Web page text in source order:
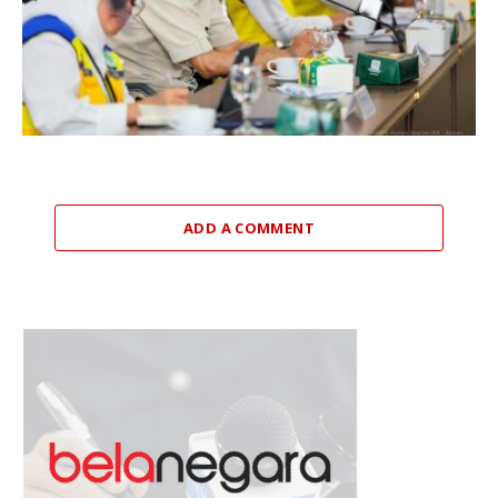
ADD A COMMENT